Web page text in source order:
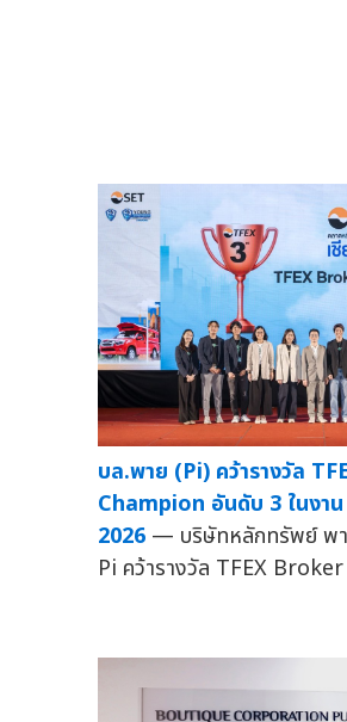
บล.พาย (Pi) คว้ารางวัล
Champion อันดับ 3 ในงา
2026 — บริษัทหลักทรัพย์ พ
Pi คว้ารางวัล TFEX Broker